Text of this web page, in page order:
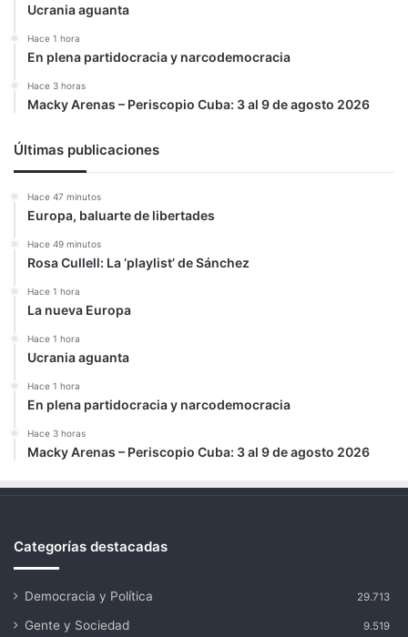
Ucrania aguanta
Hace 1 hora
En plena partidocracia y narcodemocracia
Hace 3 horas
Macky Arenas – Periscopio Cuba: 3 al 9 de agosto 2026
Últimas publicaciones
Hace 47 minutos
Europa, baluarte de libertades
Hace 49 minutos
Rosa Cullell: La ‘playlist’ de Sánchez
Hace 1 hora
La nueva Europa
Hace 1 hora
Ucrania aguanta
Hace 1 hora
En plena partidocracia y narcodemocracia
Hace 3 horas
Macky Arenas – Periscopio Cuba: 3 al 9 de agosto 2026
Categorías destacadas
Democracia y Política 29.713
Gente y Sociedad 9.519